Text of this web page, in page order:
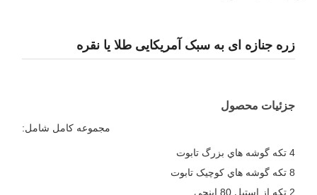
زره جنازه ای به سبک آمریکایی طلا یا نقره
جزئیات محصول
مجموعه کامل شامل:
4 تکه گوشه هاي بزرگ تابوت
8 تکه گوشه هاي کوچيک تابوت
2 تکه از استیل 80 اینچی